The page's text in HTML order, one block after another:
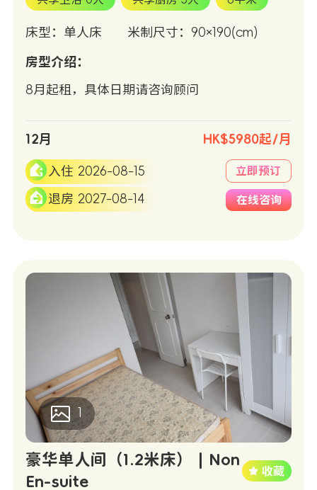
床型：单人床 米制尺寸：90×190(cm)
房型介绍：
8月起租，具体日期请咨询顾问
12月 HK$5980起/月
入住 2026-08-15
退房 2027-08-14
立即预订
在线咨询
1
豪华单人间（1.2米床） | Non
En-suite